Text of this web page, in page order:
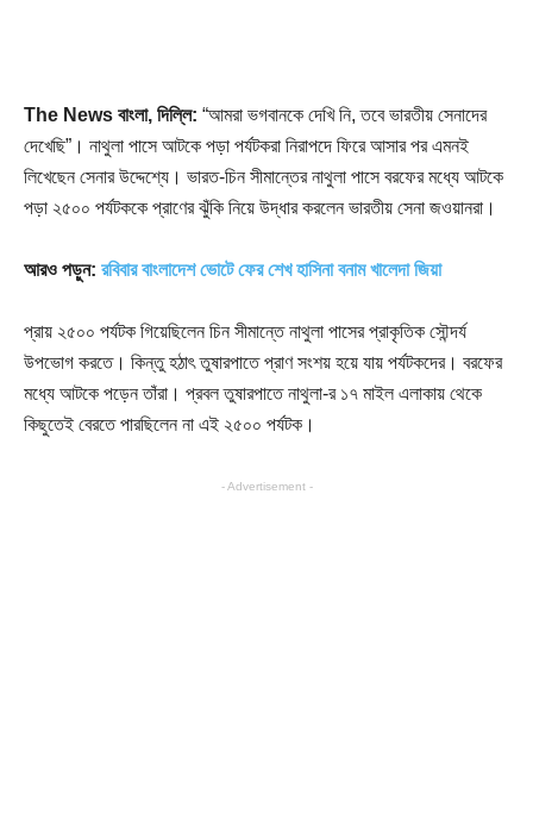
The News বাংলা, দিল্লি: “আমরা ভগবানকে দেখি নি, তবে ভারতীয় সেনাদের
দেখেছি”। নাথুলা পাসে আটকে পড়া পর্যটকরা নিরাপদে ফিরে আসার পর এমনই
লিখেছেন সেনার উদ্দেশ্যে। ভারত-চিন সীমান্তের নাথুলা পাসে বরফের মধ্যে আটকে
পড়া ২৫০০ পর্যটককে প্রাণের ঝুঁকি নিয়ে উদ্ধার করলেন ভারতীয় সেনা জওয়ানরা।
আরও পড়ুন: রবিবার বাংলাদেশ ভোটে ফের শেখ হাসিনা বনাম খালেদা জিয়া
প্রায় ২৫০০ পর্যটক গিয়েছিলেন চিন সীমান্তে নাথুলা পাসের প্রাকৃতিক সৌন্দর্য
উপভোগ করতে। কিন্তু হঠাৎ তুষারপাতে প্রাণ সংশয় হয়ে যায় পর্যটকদের। বরফের
মধ্যে আটকে পড়েন তাঁরা। প্রবল তুষারপাতে নাথুলা-র ১৭ মাইল এলাকায় থেকে
কিছুতেই বেরতে পারছিলেন না এই ২৫০০ পর্যটক।
- Advertisement -